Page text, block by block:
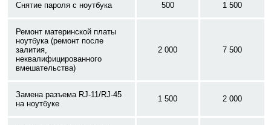
Снятие пароля с ноутбука 500 1 500
Ремонт материнской платы
ноутбука (ремонт после
залития,
неквалифицированного
вмешательства)
2 000 7 500
Замена разъема RJ-11/RJ-45
на ноутбуке
1 500 2 000